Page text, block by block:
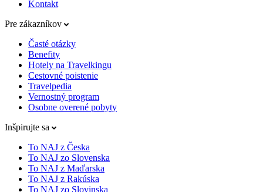
Kontakt
Pre zákazníkov
Časté otázky
Benefity
Hotely na Travelkingu
Cestovné poistenie
Travelpedia
Vernostný program
Osobne overené pobyty
Inšpirujte sa
To NAJ z Česka
To NAJ zo Slovenska
To NAJ z Maďarska
To NAJ z Rakúska
To NAJ zo Slovinska